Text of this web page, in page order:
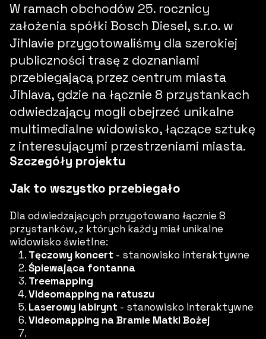
W ramach obchodów 25. rocznicy
założenia spółki Bosch Diesel, s.r.o. w
Jihlavie przygotowaliśmy dla szerokiej
publiczności trasę z doznaniami
przebiegającą przez centrum miasta
Jihlava, gdzie na łącznie 8 przystankach
odwiedzający mogli obejrzeć unikalne
multimedialne widowisko, łączące sztukę
z interesującymi przestrzeniami miasta.
Szczegóły projektu
Jak to wszystko przebiegało
Dla odwiedzających przygotowano łącznie 8
przystanków, z których każdy miał unikalne
widowisko świetlne:
Tęczowy koncert - stanowisko interaktywne
Śpiewająca fontanna
Treemapping
Videomapping na ratuszu
Laserowy labirynt - stanowisko interaktywne
Videomapping na Bramie Matki Bożej